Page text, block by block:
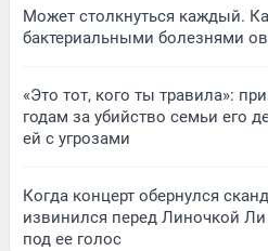
Может столкнуться каждый.
бактериальными болезнями
«Это тот, кого ты травила»:
годам за убийство семьи его
ей с угрозами
Когда концерт обернулся
извинился перед Линочкой
под ее голос